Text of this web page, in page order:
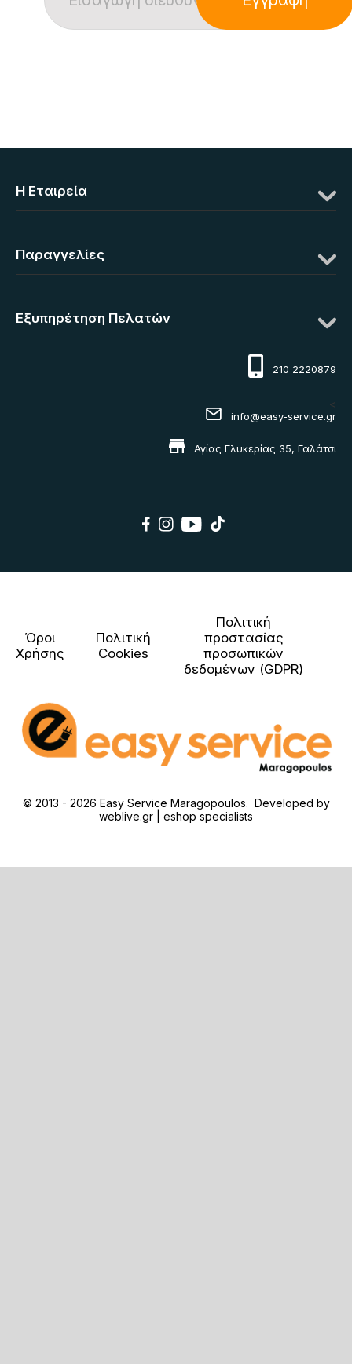
Η Eταιρεία
Παραγγελίες
Εξυπηρέτηση Πελατών
210 2220879
<
info@easy-service.gr
Αγίας Γλυκερίας 35, Γαλάτσι
Όροι
Χρήσης
Πολιτική
Cookies
Πολιτική
προστασίας
προσωπικών
δεδομένων (GDPR)
© 2013 - 2026 Easy Service Maragopoulos. Developed by
weblive.gr | eshop specialists